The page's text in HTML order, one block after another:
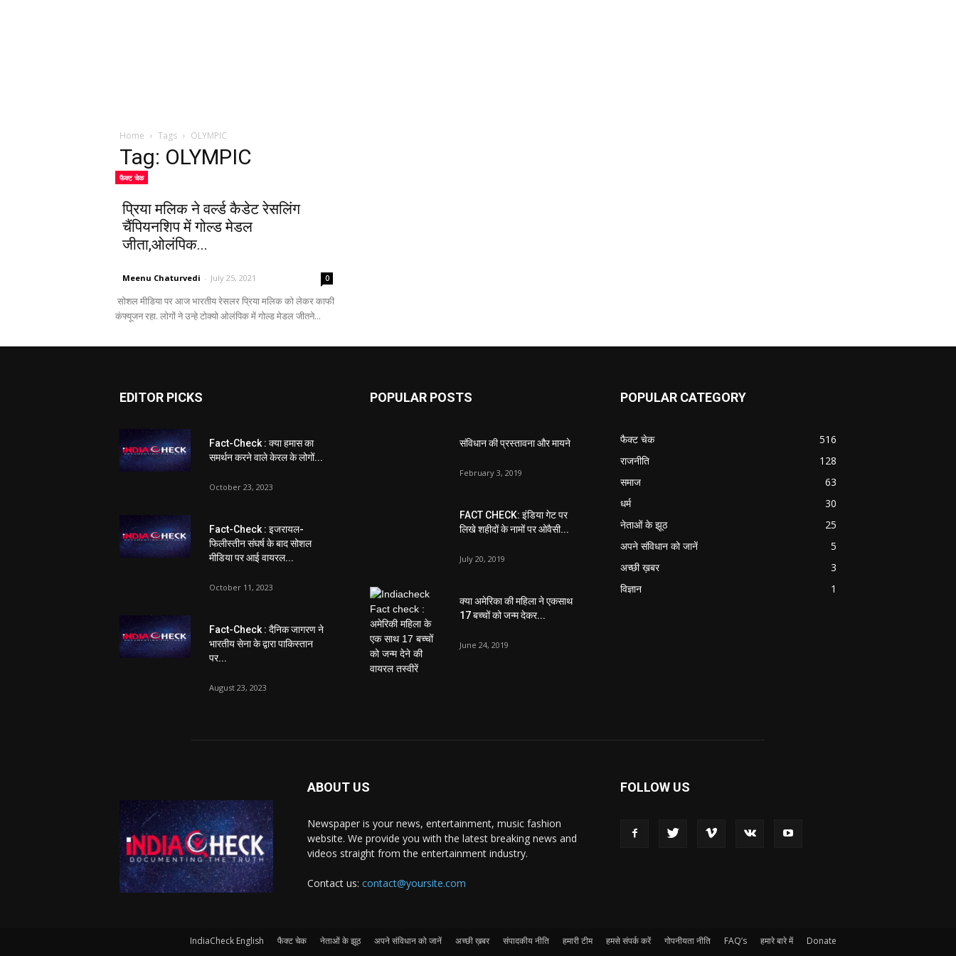
Home Tags OLYMPIC
Tag: OLYMPIC
फैक्ट चेक
प्रिया मलिक ने वर्ल्ड कैडेट रेसलिंग
चैंपियनशिप में गोल्ड मेडल
जीता,ओलंपिक...
Meenu Chaturvedi - July 25, 2021 0
सोशल मीडिया पर आज भारतीय रेसलर प्रिया मलिक को लेकर काफी
कंफ्यूजन रहा. लोगों ने उन्हे टोक्यो ओलंपिक में गोल्ड मेडल जीतने...
EDITOR PICKS
Fact-Check : क्या हमास का
समर्थन करने वाले केरल के लोगों...
October 23, 2023
Fact-Check : इजरायल-
फिलीस्तीन संघर्ष के बाद सोशल
मीडिया पर आई वायरल...
October 11, 2023
Fact-Check : दैनिक जागरण ने
भारतीय सेना के द्वारा पाकिस्तान
पर...
August 23, 2023
POPULAR POSTS
संविधान की प्रस्तावना और मायने
February 3, 2019
FACT CHECK: इंडिया गेट पर
लिखे शहीदों के नामों पर ओवैसी...
July 20, 2019
क्या अमेरिका की महिला ने एकसाथ
17 बच्चों को जन्म देकर...
June 24, 2019
POPULAR CATEGORY
फैक्ट चेक
516
राजनीति
128
समाज
63
धर्म
30
नेताओं के झूठ
25
अपने संविधान को जानें
5
अच्छी ख़बर
3
विज्ञान
1
ABOUT US
Newspaper is your news, entertainment, music fashion
website. We provide you with the latest breaking news and
videos straight from the entertainment industry.
Contact us: contact@yoursite.com
FOLLOW US
IndiaCheck English फैक्ट चेक नेताओं के झूठ अपने संविधान को जानें अच्छी ख़बर संपादकीय नीति हमारी टीम हमसे संपर्क करें गोपनीयता नीति FAQ’s हमारे बारे में Donate